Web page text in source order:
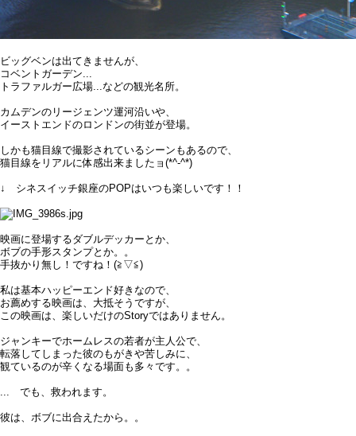
ビッグベンは出てきませんが、
コベントガーデン...
トラファルガー広場...などの観光名所。
カムデンのリージェンツ運河沿いや、
イーストエンドのロンドンの街並が登場。
しかも猫目線で撮影されているシーンもあるので、
猫目線をリアルに体感出来ましたョ(*^-^*)
↓ シネスイッチ銀座のPOPはいつも楽しいです！！
映画に登場するダブルデッカーとか、
ボブの手形スタンプとか。。
手抜かり無し！ですね！(≧▽≦)
私は基本ハッピーエンド好きなので、
お薦めする映画は、大抵そうですが、
この映画は、楽しいだけのStoryではありません。
ジャンキーでホームレスの若者が主人公で、
転落してしまった彼のもがきや苦しみに、
観ているのが辛くなる場面も多々です。。
... でも、救われます。
彼は、ボブに出合えたから。。